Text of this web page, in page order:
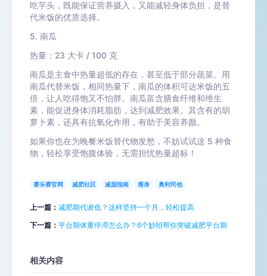
吃芋头，既能保证营养摄入，又能减轻身体负担，是替
代米饭的优质选择。
5. 南瓜
热量：23 大卡 / 100 克
南瓜是主食中热量超低的存在，甚至低于部分蔬菜。用
南瓜代替米饭，相同热量下，南瓜的体积可达米饭的五
倍，让人吃得饱又不怕胖。南瓜富含膳食纤维和维生
素，能促进身体消耗脂肪，达到减肥效果。其含有的胡
萝卜素，还具有抗氧化作用，有助于美容养颜。
如果你也在为晚餐米饭替代物发愁，不妨试试这 5 种食
物，轻松享受饱腹体验，无需担忧热量超标！
赛乐赛官网 减肥社区 减脂指南 瘦身 奥利司他
上一篇： 减肥期代谢低？这样坚持一个月，轻松提高
下一篇： 平台期体重停滞怎么办？6个妙招帮你突破减肥平台期
相关内容